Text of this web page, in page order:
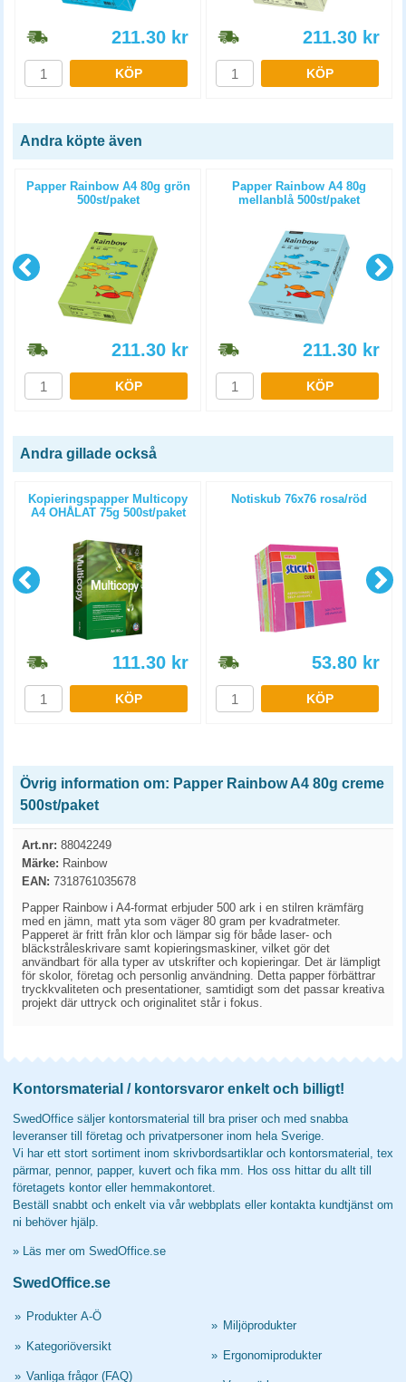
211.30 kr
KÖP
211.30 kr
KÖP
Andra köpte även
Papper Rainbow A4 80g grön
500st/paket
211.30 kr
KÖP
Papper Rainbow A4 80g
mellanblå 500st/paket
211.30 kr
KÖP
Andra gillade också
Kopieringspapper Multicopy
A4 OHÅLAT 75g 500st/paket
111.30 kr
KÖP
Notiskub 76x76 rosa/röd
53.80 kr
KÖP
Övrig information om: Papper Rainbow A4 80g creme
500st/paket
Art.nr: 88042249
Märke: Rainbow
EAN: 7318761035678
Papper Rainbow i A4-format erbjuder 500 ark i en stilren krämfärg
med en jämn, matt yta som väger 80 gram per kvadratmeter.
Papperet är fritt från klor och lämpar sig för både laser- och
bläckstråleskrivare samt kopieringsmaskiner, vilket gör det
användbart för alla typer av utskrifter och kopieringar. Det är lämpligt
för skolor, företag och personlig användning. Detta papper förbättrar
tryckkvaliteten och presentationer, samtidigt som det passar kreativa
projekt där uttryck och originalitet står i fokus.
Kontorsmaterial / kontorsvaror enkelt och billigt!
SwedOffice säljer kontorsmaterial till bra priser och med snabba
leveranser till företag och privatpersoner inom hela Sverige.
Vi har ett stort sortiment inom skrivbordsartiklar och kontorsmaterial, tex
pärmar, pennor, papper, kuvert och fika mm. Hos oss hittar du allt till
företagets kontor eller hemmakontoret.
Beställ snabbt och enkelt via vår webbplats eller kontakta kundtjänst om
ni behöver hjälp.
» Läs mer om SwedOffice.se
SwedOffice.se
» Produkter A-Ö
» Kategoriöversikt
» Vanliga frågor (FAQ)
» Miljöprodukter
» Ergonomiprodukter